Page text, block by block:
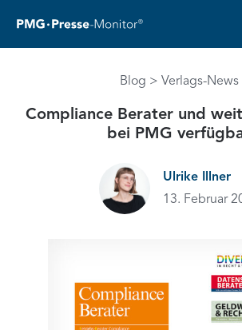
Blog Verlags-News
Compliance Berater und
bei PMG
Ulrike Illner
13. Februar